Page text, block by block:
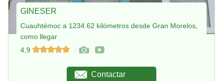
GINESER
Cuauhtémoc a 1234.62 kilómetros desde Gran Morelos,
como llegar
4,9
Contactar